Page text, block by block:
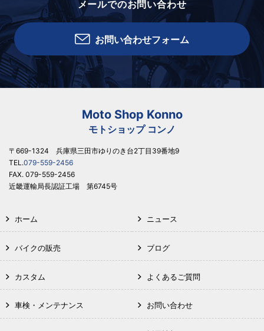
メールでのお問い合わせ
お問い合わせフォーム
Moto Shop Konno
モトショップ コンノ
〒669-1324 兵庫県三田市ゆりのき台2丁目39番地9
TEL.079-559-2456
FAX. 079-559-2456
近畿運輸局長認証工場 第6745号
ホーム
バイクの販売
カスタム
車検・メンテナンス
ニュース
ブログ
よくあるご質問
お問い合わせ